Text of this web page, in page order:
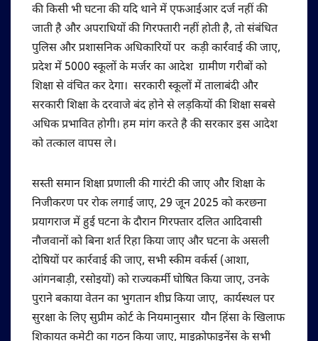
की किसी भी घटना की यदि थाने में एफआईआर दर्ज नहीं की
जाती है और अपराधियों की गिरफ्तारी नहीं होती है, तो संबंधित
पुलिस और प्रशासनिक अधिकारियों पर कड़ी कार्रवाई की जाए,
प्रदेश में 5000 स्कूलों के मर्जर का आदेश ग्रामीण गरीबों को
शिक्षा से वंचित कर देगा। सरकारी स्कूलों में तालाबंदी और
सरकारी शिक्षा के दरवाजे बंद होने से लड़कियों की शिक्षा सबसे
अधिक प्रभावित होगी। हम मांग करते है की सरकार इस आदेश
को तत्काल वापस ले।
सस्ती समान शिक्षा प्रणाली की गारंटी की जाए और शिक्षा के
निजीकरण पर रोक लगाई जाए, 29 जून 2025 को करछना
प्रयागराज में हुई घटना के दौरान गिरफ्तार दलित आदिवासी
नौजवानों को बिना शर्त रिहा किया जाए और घटना के असली
दोषियों पर कार्रवाई की जाए, सभी स्कीम वर्कर्स (आशा,
आंगनबाड़ी, रसोइयों) को राज्यकर्मी घोषित किया जाए, उनके
पुराने बकाया वेतन का भुगतान शीघ्र किया जाए, कार्यस्थल पर
सुरक्षा के लिए सुप्रीम कोर्ट के नियमानुसार यौन हिंसा के खिलाफ